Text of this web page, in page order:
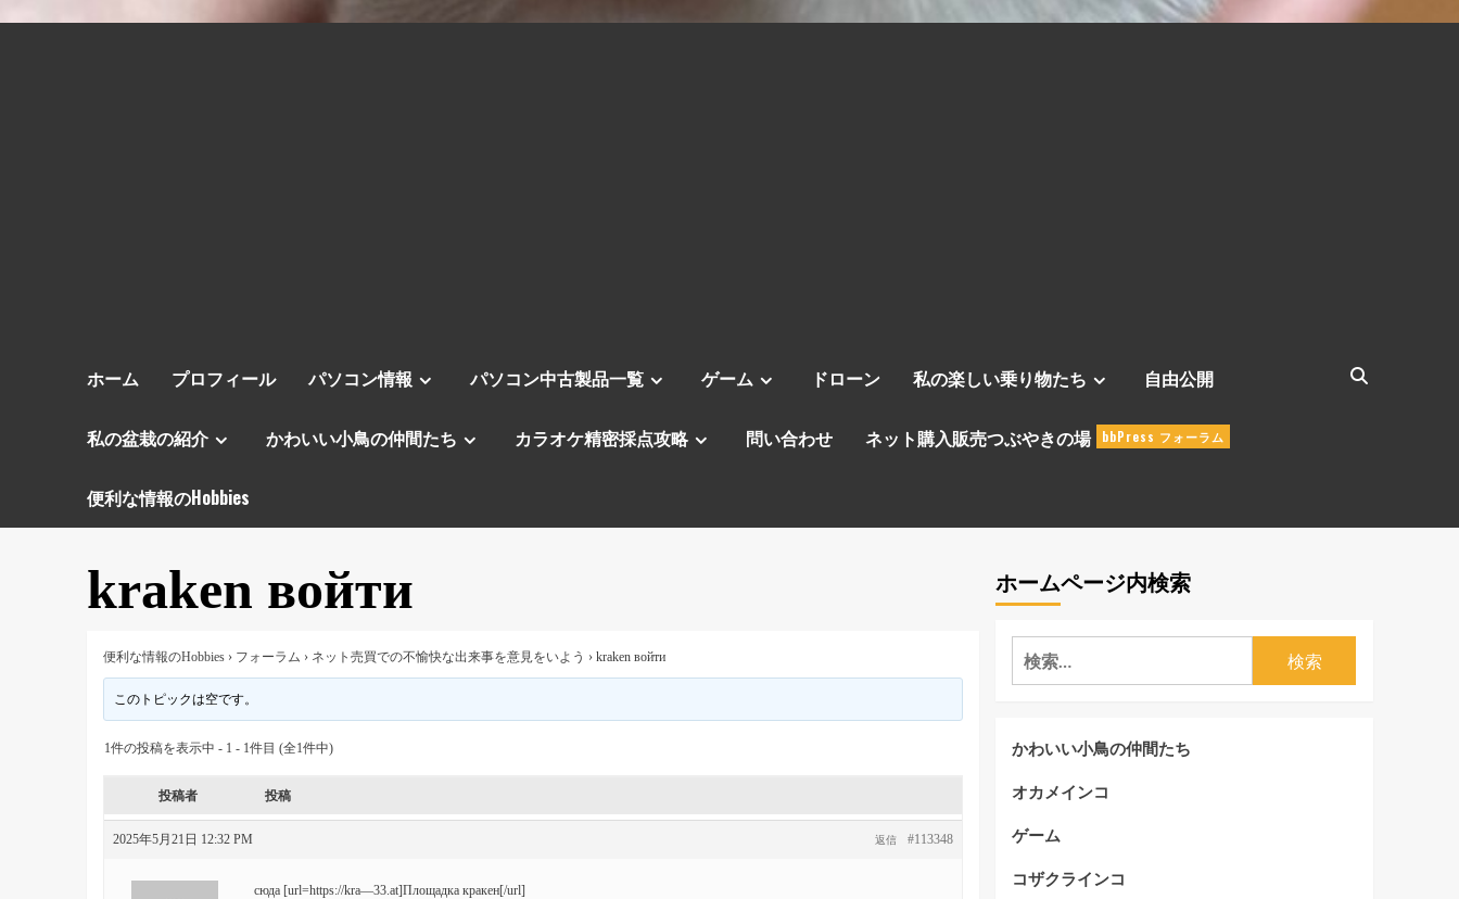
ホーム プロフィール パソコン情報 パソコン中古製品一覧 ゲーム ドローン 私の楽しい乗り物たち 自由公開
私の盆栽の紹介 かわいい小鳥の仲間たち カラオケ精密採点攻略 問い合わせ ネット購入販売つぶやきの場 bbPress フォーラム
便利な情報のHobbies
kraken войти
便利な情報のHobbies › フォーラム › ネット売買での不愉快な出来事を意見をいよう › kraken войти
このトピックは空です。
1件の投稿を表示中 - 1 - 1件目 (全1件中)
投稿者 投稿
2025年5月21日 12:32 PM #113348
返信
сюда [url=https://kra—33.at]Площадка кракен[/url]
ホームページ内検索
検
索:
かわいい小鳥の仲間たち
オカメインコ
ゲーム
コザクラインコ